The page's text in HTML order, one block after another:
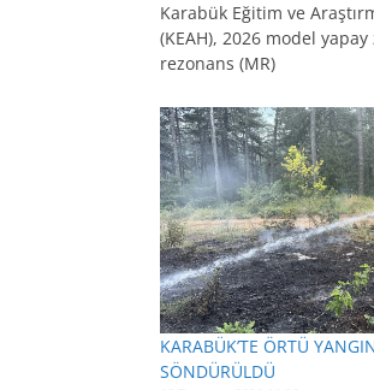
Karabük Eğitim ve
(KEAH), 2026 model
rezonans (MR)
KARABÜK’TE ÖRTÜ
SÖNDÜRÜLDÜ